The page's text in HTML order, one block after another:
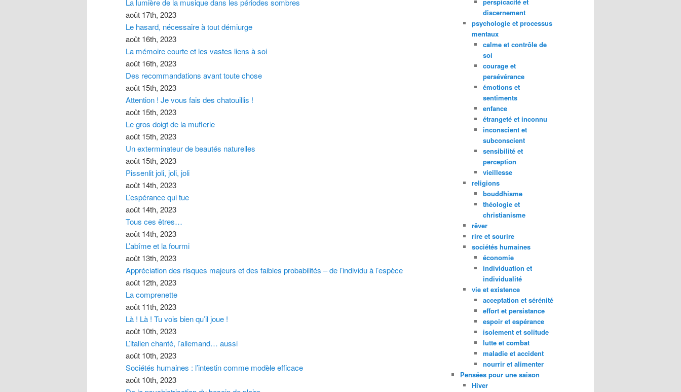
La lumière de la musique dans les périodes sombres
août 17th, 2023
Le hasard, nécessaire à tout démiurge
août 16th, 2023
La mémoire courte et les vastes liens à soi
août 16th, 2023
Des recommandations avant toute chose
août 15th, 2023
Attention ! Je vous fais des chatouillis !
août 15th, 2023
Le gros doigt de la muflerie
août 15th, 2023
Un exterminateur de beautés naturelles
août 15th, 2023
Pissenlit joli, joli, joli
août 14th, 2023
L’espérance qui tue
août 14th, 2023
Tous ces êtres…
août 14th, 2023
L’abîme et la fourmi
août 13th, 2023
Appréciation des risques majeurs et des faibles probabilités – de l’individu à l’espèce
août 12th, 2023
La comprenette
août 11th, 2023
Là ! Là ! Tu vois bien qu’il joue !
août 10th, 2023
L’italien chanté, l’allemand… aussi
août 10th, 2023
Sociétés humaines : l’intestin comme modèle efficace
août 10th, 2023
perspicacité et
discernement
psychologie et processus
mentaux
calme et contrôle de
soi
courage et
persévérance
émotions et
sentiments
enfance
étrangeté et inconnu
inconscient et
subconscient
sensibilité et
perception
vieillesse
religions
bouddhisme
théologie et
christianisme
rêver
rire et sourire
sociétés humaines
économie
individuation et
individualité
vie et existence
acceptation et sérénité
effort et persistance
espoir et espérance
isolement et solitude
lutte et combat
maladie et accident
nourrir et alimenter
Pensées pour une saison
Hiver